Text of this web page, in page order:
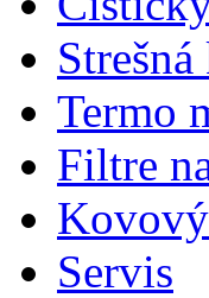
Termo
Filtre
Servis